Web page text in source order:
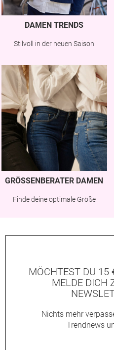
DAMEN TRENDS
Stilvoll in der neuen Saison
GRÖSSENBERATER DAMEN
Finde deine optimale Größe
MÖCHTEST DU 15
MELDE DICH
Nichts mehr
Trendnews